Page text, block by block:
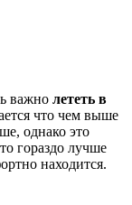
важно лететь в
что чем выше
однако это
гораздо лучше
находится.